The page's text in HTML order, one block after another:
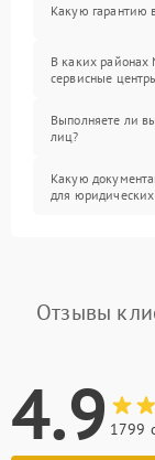
Какую гарантию
В каких районах
сервисные
Выполняете ли
лиц?
Какую
для
Отзывы
4.9 1799